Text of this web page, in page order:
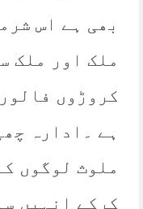
بھی ہے اس
ملک اور ملک
کروڑوں
ہے ۔ادارہ
ملوث لوگوں
کرکے انہیں